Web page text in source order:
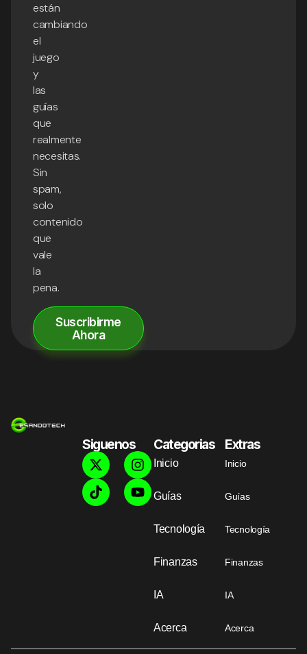
están
cambiando
el
juego
y
las
guías
que
realmente
necesitas.
Sin
spam,
solo
contenido
que
vale
la
pena.
Suscribirme
Ahora
Siguenos Categorias
Inicio
Guías
Tecnología
Finanzas
IA
Acerca
Extras
Inicio
Guías
Tecnología
Finanzas
IA
Acerca